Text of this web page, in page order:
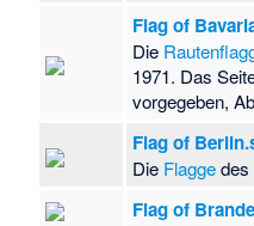
Flag of
Die
1971. Das
vorgegeben,
Flag of
Die Flaggedes
Flag of